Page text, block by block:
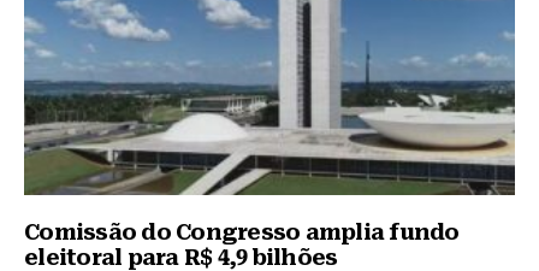
Comissão do Congresso amplia fundo
eleitoral para R$ 4,9 bilhões